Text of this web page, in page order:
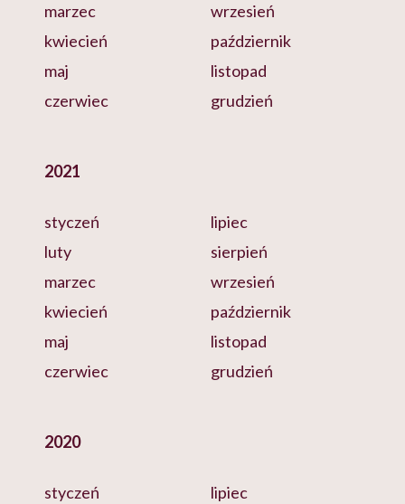
marzec
kwiecień
maj
czerwiec
wrzesień
październik
listopad
grudzień
2021
styczeń
luty
marzec
kwiecień
maj
czerwiec
lipiec
sierpień
wrzesień
październik
listopad
grudzień
2020
styczeń
lipiec